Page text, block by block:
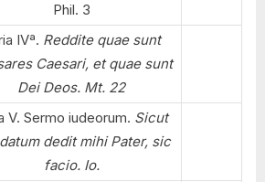
Phil. 3
IVª. Reddite quae sunt
Caesari, et quae sunt
Dei Deos. Mt. 22
V. Sermo iudeorum. Sicut
dedit mihi Pater, sic
facio. Io.